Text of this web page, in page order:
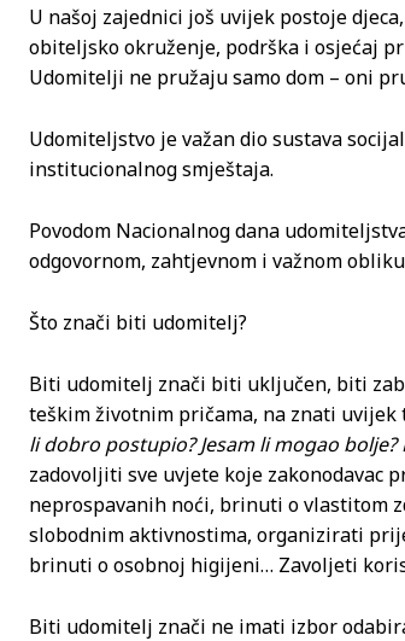
U našoj zajednici još uvijek postoje
obiteljsko okruženje, podrška i osjećaj
Udomitelji ne pružaju samo dom – oni
Udomiteljstvo je važan dio sustava
institucionalnog smještaja.
Povodom Nacionalnog dana
odgovornom, zahtjevnom i važnom
Što znači biti udomitelj?
Biti udomitelj znači biti uključen, biti
teškim životnim pričama, na znati
li dobro postupio? Jesam li mogao
zadovoljiti sve uvjete koje zakonodavac
neprospavanih noći, brinuti o vlastitom
slobodnim aktivnostima, organizirati
brinuti o osobnoj higijeni… Zavoljeti
Biti udomitelj znači ne imati izbor